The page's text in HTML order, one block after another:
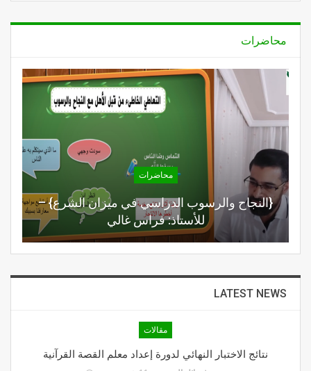
محاضرات
محاضرات
{النجاح والرسوب الدراسي في ميزان الشرع} –
للأستاذ: فراس غالي
LATEST NEWS
مقالات
نتائج الاختبار النهائي لدورة إعداد معلم القصة القرآنية